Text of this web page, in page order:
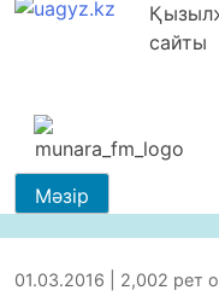
сайты
Мәзір
01.03.2016 | 2,002 рет